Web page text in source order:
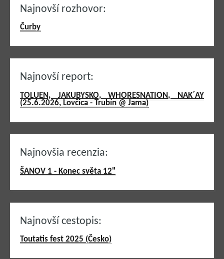
Najnovší rozhovor:
Čurby
Najnovší report:
TOLUEN, JAKUBYSKO, WHORESNATION, NAK´AY
(25.6.2026, Lovčica - Trubín @ Jama)
Najnovšia recenzia:
ŠANOV 1 - Konec světa 12"
Najnovší cestopis:
Toutatis fest 2025 (Česko)